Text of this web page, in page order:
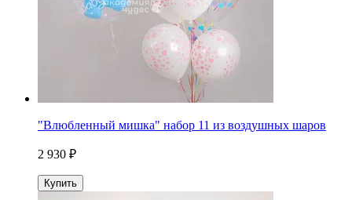
"Влюбленный мишка" набор 11 из воздушных шаров
2 930 ₽
Купить